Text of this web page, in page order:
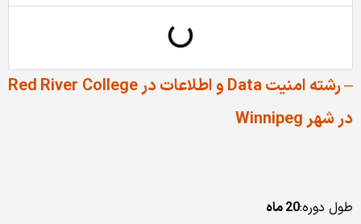
– رشته امنیت Data و اطلاعات در Red River College
در شهر Winnipeg
طول دوره:20 ماه